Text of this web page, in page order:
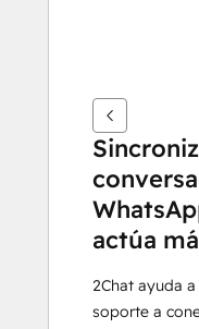
actúa
2Chat ayuda
soporte a